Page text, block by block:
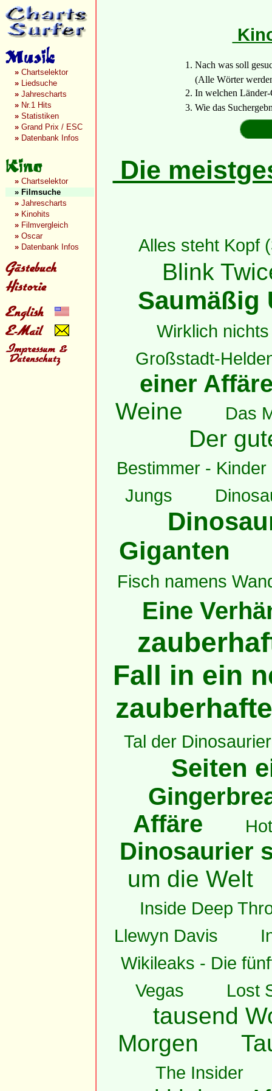
» Chartselektor
» Liedsuche
» Jahrescharts
» Nr.1 Hits
» Statistiken
» Grand Prix / ESC
» Datenbank Infos
» Chartselektor
» Filmsuche
» Jahrescharts
» Kinohits
» Filmvergleich
» Oscar
» Datenbank Infos
1. Nach was soll
(Alle Wörter
2. In welchen Länder-
3. Wie das
Die
Alles steht Kopf
Blink
Saumäßig
Wirklich
Großstadt-
einer
Weine Das
Der
Bestimmer -
Jungs
Giganten
Fisch namens
Eine
Fall in ein
Tal der Dinosaurier
Seiten
Affäre
Dinosaurier
um die Welt
Inside Deep
Llewyn Davis
Wikileaks - Die
Vegas
Lost
tausend
Morgen
The Insider